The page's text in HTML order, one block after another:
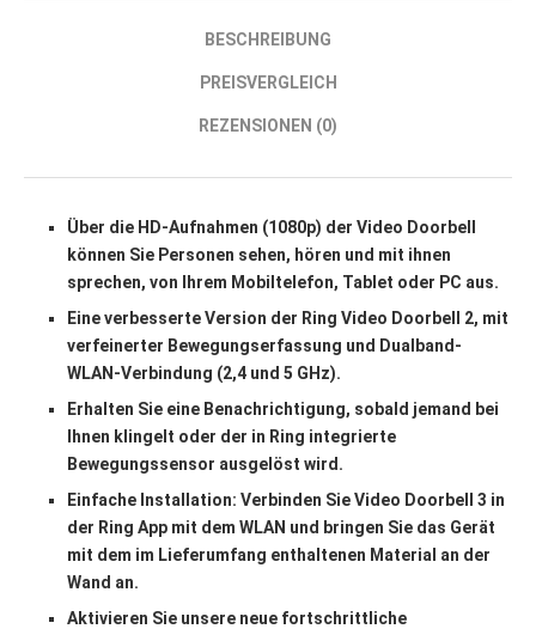
BESCHREIBUNG
PREISVERGLEICH
REZENSIONEN (0)
Über die HD-Aufnahmen (1080p) der Video Doorbell
können Sie Personen sehen, hören und mit ihnen
sprechen, von Ihrem Mobiltelefon, Tablet oder PC aus.
Eine verbesserte Version der Ring Video Doorbell 2, mit
verfeinerter Bewegungserfassung und Dualband-
WLAN-Verbindung (2,4 und 5 GHz).
Erhalten Sie eine Benachrichtigung, sobald jemand bei
Ihnen klingelt oder der in Ring integrierte
Bewegungssensor ausgelöst wird.
Einfache Installation: Verbinden Sie Video Doorbell 3 in
der Ring App mit dem WLAN und bringen Sie das Gerät
mit dem im Lieferumfang enthaltenen Material an der
Wand an.
Aktivieren Sie unsere neue fortschrittliche